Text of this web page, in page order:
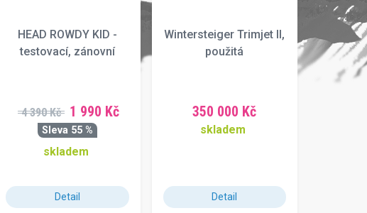
HEAD ROWDY KID -
testovací, zánovní
4 390 Kč 1 990 Kč
Sleva 55 %
skladem
Detail
Wintersteiger Trimjet II,
použitá
350 000 Kč
skladem
Detail